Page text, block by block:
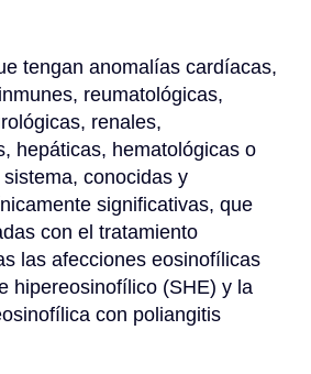
tengan anomalías cardíacas,
reumatológicas,
renales,
hepáticas, hematológicas o
conocidas y
significativas, que
con el tratamiento
las afecciones eosinofílicas
hipereosinofílico (SHE) y la
con poliangitis